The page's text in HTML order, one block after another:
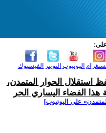
على:
الفيسبوك التويتر اليوتيوب
استقلال الحوار المتمدن،
الفضاء اليساري الحر
على اليوتيوب]